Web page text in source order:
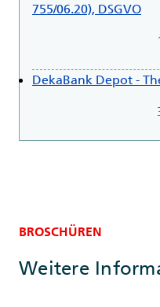
755/06.20), DSGVO
DekaBank Depot -
BROSCHÜREN
Weitere